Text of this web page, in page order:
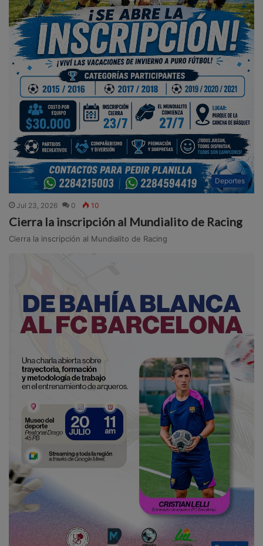
Deportes
Jul 23, 2026 0 10
Cierra la inscripción al Mundialito de Racing
Cierra la inscripción al Mundialito de Racing